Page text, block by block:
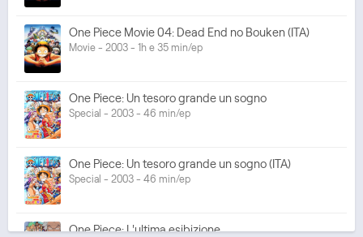
One Piece Movie 04: Dead End no Bouken (ITA)
Movie - 2003 - 1h e 35 min/ep
One Piece: Un tesoro grande un sogno
Special - 2003 - 46 min/ep
One Piece: Un tesoro grande un sogno (ITA)
Special - 2003 - 46 min/ep
One Piece: L'ultima esibizione